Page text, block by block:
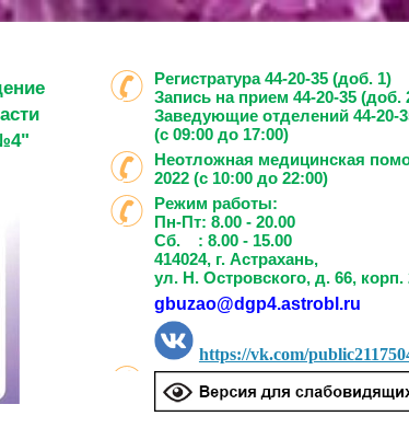
Регистратура 44-20-35 (доб. 1)
Запись на прием 44-20-35 (доб.
Заведующие отделений 44-
(с 09:00 до 17:00)
Неотложная медицинская
2022 (с 10:00 до 22:00)
Режим работы:
Пн-Пт: 8.00 - 20.00
Сб. : 8.00 - 15.00
414024, г. Астрахань,
ул. Н. Островского, д. 66, корп.
gbuzao@dgp4.astrobl.ru
https://vk.com/